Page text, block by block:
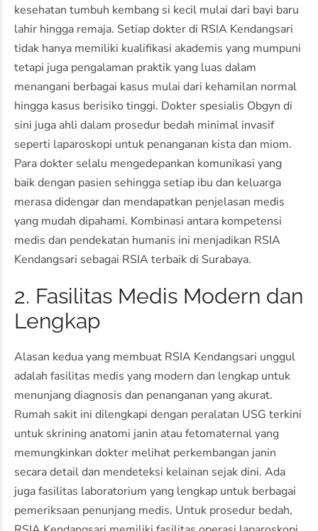
kesehatan tumbuh kembang si kecil mulai dari bayi baru
lahir hingga remaja. Setiap dokter di RSIA Kendangsari
tidak hanya memiliki kualifikasi akademis yang mumpuni
tetapi juga pengalaman praktik yang luas dalam
menangani berbagai kasus mulai dari kehamilan normal
hingga kasus berisiko tinggi. Dokter spesialis Obgyn di
sini juga ahli dalam prosedur bedah minimal invasif
seperti laparoskopi untuk penanganan kista dan miom.
Para dokter selalu mengedepankan komunikasi yang
baik dengan pasien sehingga setiap ibu dan keluarga
merasa didengar dan mendapatkan penjelasan medis
yang mudah dipahami. Kombinasi antara kompetensi
medis dan pendekatan humanis ini menjadikan RSIA
Kendangsari sebagai RSIA terbaik di Surabaya.
2. Fasilitas Medis Modern dan
Lengkap
Alasan kedua yang membuat RSIA Kendangsari unggul
adalah fasilitas medis yang modern dan lengkap untuk
menunjang diagnosis dan penanganan yang akurat.
Rumah sakit ini dilengkapi dengan peralatan USG terkini
untuk skrining anatomi janin atau fetomaternal yang
memungkinkan dokter melihat perkembangan janin
secara detail dan mendeteksi kelainan sejak dini. Ada
juga fasilitas laboratorium yang lengkap untuk berbagai
pemeriksaan penunjang medis. Untuk prosedur bedah,